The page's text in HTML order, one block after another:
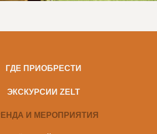
ГДЕ ПРИОБРЕСТИ
ЭКСКУРСИИ ZELT
И МЕРОПРИЯТИЯ